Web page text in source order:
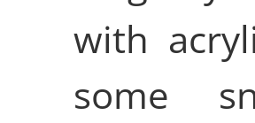
with
some